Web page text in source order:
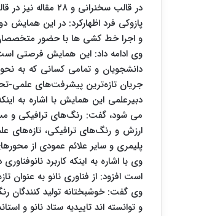
در قالب سخنرانی و ۲۸ مقاله نیز در قالب پوستر ارایه می شود.
پازوکی فرد اظهارکرد: در این
و اجرا خط کشی ها با حضور
وی ادامه داد: این همایش فرصتی است
دانشجویان و تمامی کسانی که به
جریان تازه‌ترین پیشرفت‌های علمی-
دبیرعلمی این همایش با اشاره به
می شود، گفت: رنگ‌های ترافیکی و
ارزش و رنگ‌های ترافیکی، تازه‌های
پلیمری و سایر علائم عمودی از
وی با اشاره به اینکه کاربرد
است افزود: از فناوری نانو به
وی گفت: خوشبختانه تولید کنندگان
و توانسته اند تاییدیه ستاد نانو و